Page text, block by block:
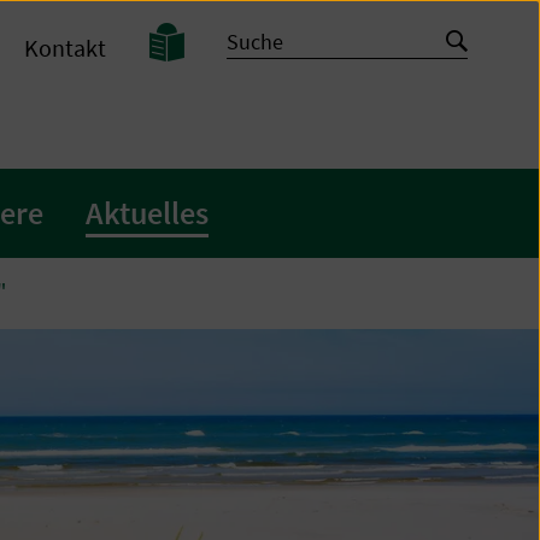
Kontakt
Leichte
Sprache
Suche
Suche
starten
Aktuelles